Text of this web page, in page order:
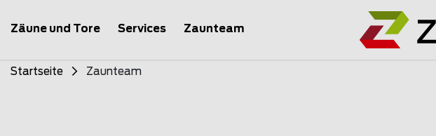
Zäune und Tore Services Zaunteam
Startseite Zaunteam